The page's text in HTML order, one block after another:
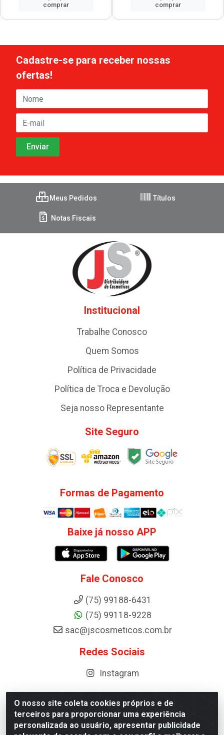
comprar
comprar
O nosso site coleta cookies próprios e de
terceiros para proporcionar uma experiência
personalizada ao usuário, apresentar publicidade
Cadastre-se para receber nossas
ofertas!
Meus Pedidos Títulos
Notas Fiscais
Institucional
Trabalhe Conosco
Quem Somos
Política de Privacidade
Política de Troca e Devolução
Seja nosso Representante
Site Seguro
Formas de Pagamento
Baixe já nosso APP
Fale Conosco
(75) 99188-6431
(75) 99118-9228
sac@jscosmeticos.com.br
Redes Sociais
Instagram
Distribuidora de Cosméticos Antoneto LTDA - BA-052,
km 87 - Industrial, Ipirá - BA, 44600-000 - CNPJ